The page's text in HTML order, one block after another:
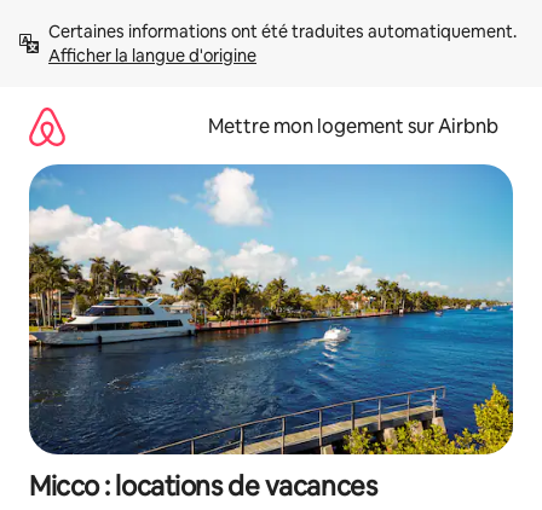
directement
Afficher la langue d'origine
Mettre mon logement sur Airbnb
Micco : locations de vacances